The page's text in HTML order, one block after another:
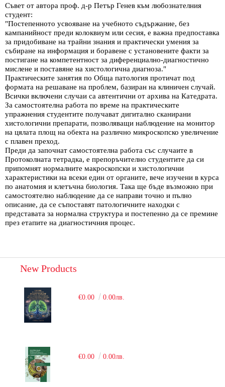
Съвет от автора проф. д-р Петър Генев към любознателния
студент:
"Постепенното усвояване на учебното съдържание, без
кампанийност преди колоквиум или сесия, е важна предпоставка
за придобиване на трайни знания и практически умения за
събиране на информация и боравене с установените факти за
постигане на компетентност за диференциално-диагностично
мислене и поставяне на хистологична диагноза."
Практическите занятия по Обща патология протичат под
формата на решаване на проблем, базиран на клиничен случай.
Всички включени случаи са автентични от архива на Катедрата.
За самостоятелна работа по време на практическите
упражнения студентите получават дигитално сканирани
хистологични препарати, позволяващи наблюдение на монитор
на цялата площ на обекта на различно микроскопско увеличение
с плавен преход.
Преди да започнат самостоятелна работа със случаите в
Протоколната тетрадка, е препоръчително студентите да си
припомнят нормалните макроскопски и хистологични
характеристики на всеки един от органите, вече изучени в курса
по анатомия и клетъчна биология. Така ще бъде възможно при
самостоятелно наблюдение да се направи точно и пълно
описание, да се съпоставят патологичните находки с
представата за нормална структура и постепенно да се премине
през етапите на диагностичния процес.
New Products
€0.00 0.00лв.
€0.00 0.00лв.